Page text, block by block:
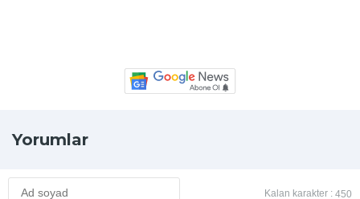
Yorumlar
Kalan karakter : 450